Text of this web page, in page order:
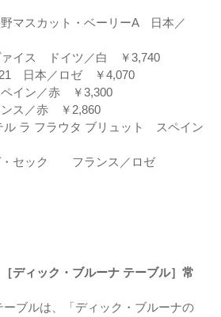
マスカット・ベーリーA 日本／
イス ドイツ／白 ￥3,740
日本／ロゼ ￥4,070
イン／赤 ￥3,300
ス／赤 ￥2,860
ラ フラウタ ブリュット スペイン
・セック フランス／ロゼ
ディック・ブルーナ テーブル］常
ブルは、「ディック・ブルーナの